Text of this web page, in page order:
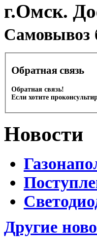
г.Омск.
Cамовывоз
Обратная связь
Обратная связь!
Если хотите
Новости
Другие